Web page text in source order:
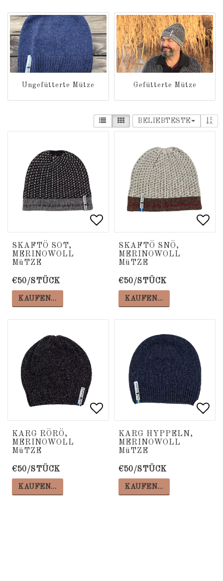
Ungefütterte Mütze Gefütterte Mütze
BELIEBTESTE
Add to list of favorites
Add to list of favorites
SKAFTÖ SOT,
MERINOWOLL
MüTZE
€50/STÜCK
KAUFEN…
SKAFTÖ SNÖ,
MERINOWOLL
MüTZE
€50/STÜCK
KAUFEN…
Add to list of favorites
Add to list of favorites
KARG RÖRÖ,
MERINOWOLL
MüTZE
€50/STÜCK
KAUFEN…
KARG HYPPELN,
MERINOWOLL
MüTZE
€50/STÜCK
KAUFEN…